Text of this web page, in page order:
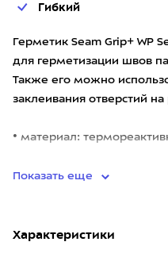
Гибкий
Герметик Seam Grip+ WP
для герметизации швов
Также его можно
заклеивания отверстий
• материал:
Показать еще
Характеристики